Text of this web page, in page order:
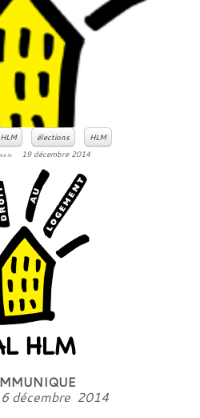
élections
HLM
le 19 décembre 2014
décembre 2014